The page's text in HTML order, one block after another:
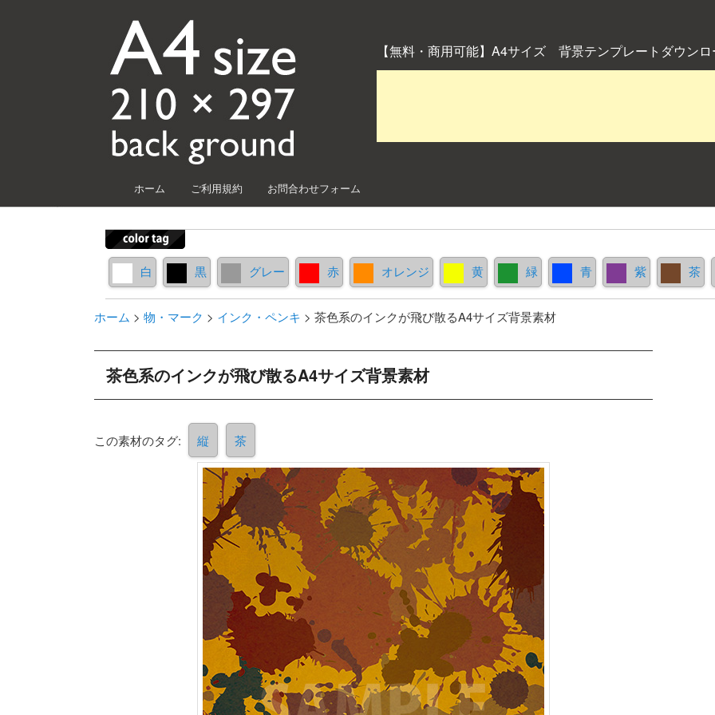
【無料・商用可能】A4サイズ 背景テンプレートダウン
メインコンテンツへ移動
サブコンテンツへ移動
ホーム ご利用規約 お問合わせフォーム
白 黒 グレー 赤 オレンジ 黄 緑 青 紫 茶
ホーム > 物・マーク > インク・ペンキ > 茶色系のインクが飛び散るA4サイズ背景素材
茶色系のインクが飛び散るA4サイズ背景素材
この素材のタグ: 縦 茶